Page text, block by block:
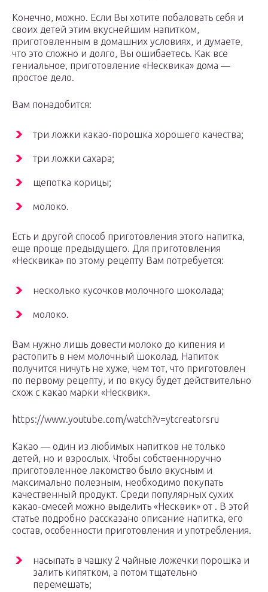
Конечно, можно. Если Вы хотите побаловать себя и
своих детей этим вкуснейшим напитком,
приготовленным в домашних условиях, и думаете,
что это сложно и долго, Вы ошибаетесь. Как все
гениальное, приготовление «Несквика» дома —
простое дело.
Вам понадобится:
три ложки какао-порошка хорошего качества;
три ложки сахара;
щепотка корицы;
молоко.
Есть и другой способ приготовления этого напитка,
еще проще предыдущего. Для приготовления
«Несквика» по этому рецепту Вам потребуется:
несколько кусочков молочного шоколада;
молоко.
Вам нужно лишь довести молоко до кипения и
растопить в нем молочный шоколад. Напиток
получится ничуть не хуже, чем тот, что приготовлен
по первому рецепту, и по вкусу будет действительно
схож с какао марки «Несквик».
https://www.youtube.com/watch?v=ytcreatorsru
Какао — один из любимых напитков не только
детей, но и взрослых. Чтобы собственноручно
приготовленное лакомство было вкусным и
максимально полезным, необходимо покупать
качественный продукт. Среди популярных сухих
какао-смесей можно выделить «Несквик» от . В этой
статье подробно рассказано описание напитка, его
состав, особенности приготовления и употребления.
насыпать в чашку 2 чайные ложечки порошка и
залить кипятком, а потом тщательно
перемешать;